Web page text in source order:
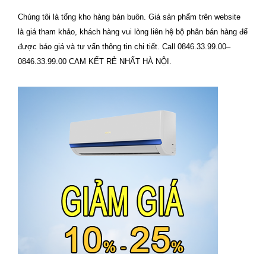
Chúng tôi là tổng kho hàng bán buôn. Giá sản phẩm trên website
là giá tham khảo, khách hàng vui lòng liên hệ bộ phân bán hàng để
được báo giá và tư vấn thông tin chi tiết. Call 0846.33.99.00–
0846.33.99.00 CAM KẾT RẺ NHẤT HÀ NỘI.